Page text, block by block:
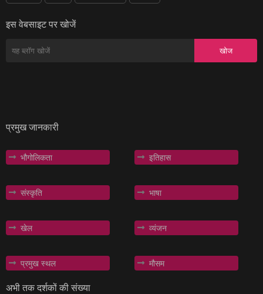
इस वेबसाइट पर खोजें
प्रमुख जानकारी
भौगोलिकता इतिहास
संस्कृति भाषा
खेल व्यंजन
प्रमुख स्थल मौसम
अभी तक दर्शकों की संख्या